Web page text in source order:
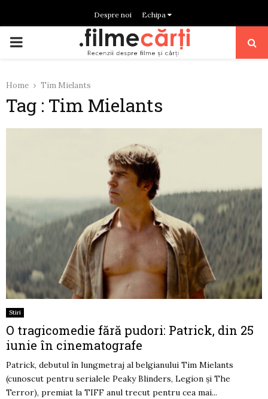
Despre noi Echipa
PRIMARY
Home Tim Mielants
Tag : Tim Mielants
Stiri
O tragicomedie fără pudori: Patrick, din 25
iunie în cinematografe
Patrick, debutul în lungmetraj al belgianului Tim Mielants
(cunoscut pentru serialele Peaky Blinders, Legion și The
Terror), premiat la TIFF anul trecut pentru cea mai...